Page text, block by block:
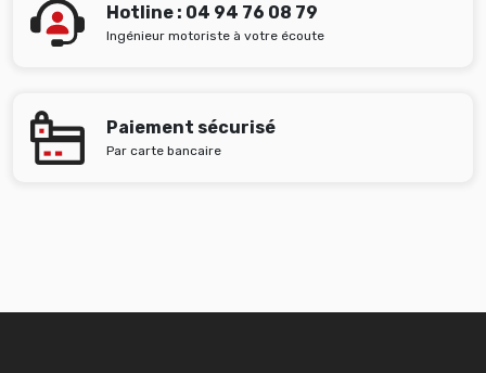
Hotline : 04 94 76 08 79
Ingénieur motoriste à votre écoute
Paiement sécurisé
Par carte bancaire